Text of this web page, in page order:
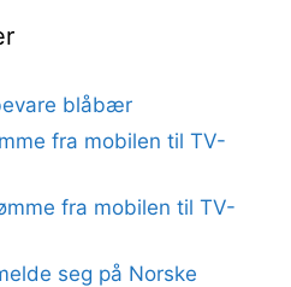
blåbær
fra mobilen til TV-
fra mobilen til TV-
seg på Norske